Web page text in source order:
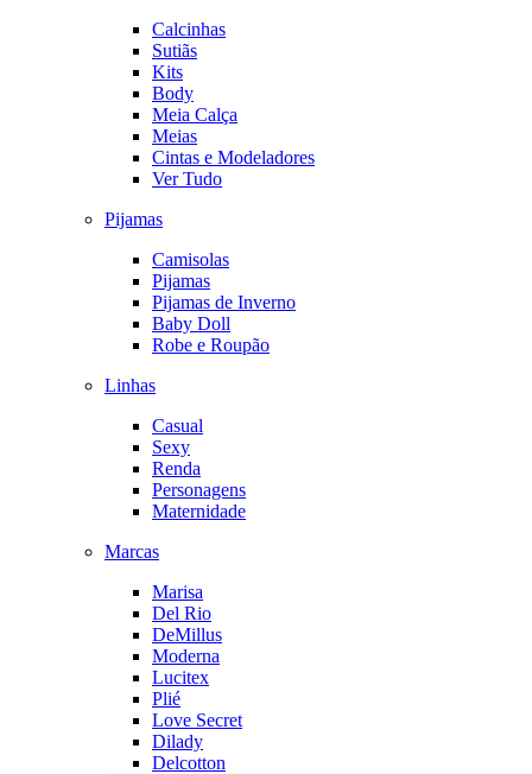
Calcinhas
Sutiãs
Kits
Body
Meia Calça
Meias
Cintas e Modeladores
Ver Tudo
Pijamas
Camisolas
Pijamas
Pijamas de Inverno
Baby Doll
Robe e Roupão
Linhas
Casual
Sexy
Renda
Personagens
Maternidade
Marcas
Marisa
Del Rio
DeMillus
Moderna
Lucitex
Plié
Love Secret
Dilady
Delcotton